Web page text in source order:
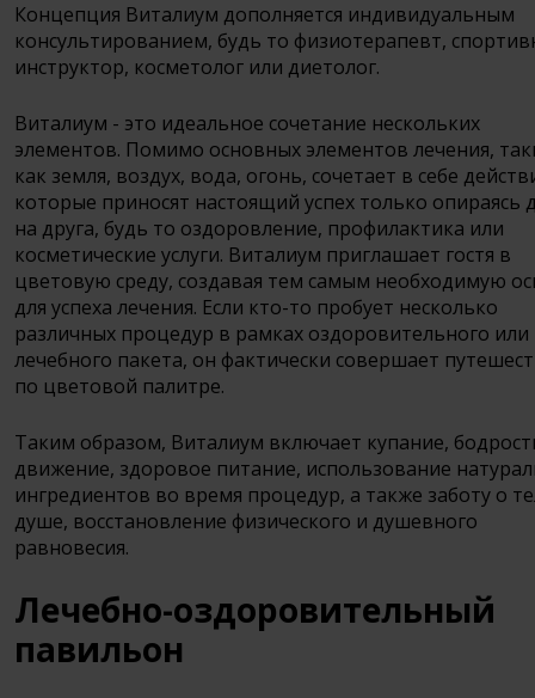
Концепция Виталиум дополняется индивидуальным
консультированием, будь то физиотерапевт,
инструктор, косметолог или диетолог.
Виталиум - это идеальное сочетание нескольких
элементов. Помимо основных элементов лечения,
как земля, воздух, вода, огонь, сочетает в себе
которые приносят настоящий успех только опираясь
на друга, будь то оздоровление, профилактика или
косметические услуги. Виталиум приглашает гостя в
цветовую среду, создавая тем самым необходимую
для успеха лечения. Если кто-то пробует несколько
различных процедур в рамках оздоровительного или
лечебного пакета, он фактически совершает
по цветовой палитре.
Таким образом, Виталиум включает купание,
движение, здоровое питание, использование
ингредиентов во время процедур, а также заботу о
душе, восстановление физического и душевного
равновесия.
Лечебно-оздоровительный
павильон